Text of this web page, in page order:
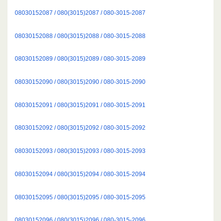
08030152087 / 080(3015)2087 / 080-3015-2087
08030152088 / 080(3015)2088 / 080-3015-2088
08030152089 / 080(3015)2089 / 080-3015-2089
08030152090 / 080(3015)2090 / 080-3015-2090
08030152091 / 080(3015)2091 / 080-3015-2091
08030152092 / 080(3015)2092 / 080-3015-2092
08030152093 / 080(3015)2093 / 080-3015-2093
08030152094 / 080(3015)2094 / 080-3015-2094
08030152095 / 080(3015)2095 / 080-3015-2095